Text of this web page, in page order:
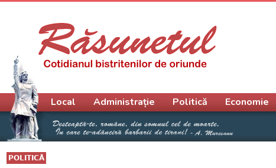
POLITICĂ
Meniu principal
Local Administrație Politică Economie